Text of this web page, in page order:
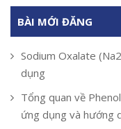
BÀI MỚI ĐĂNG
Sodium Oxalate
dụng
Tổng quan về
ứng dụng và hướng